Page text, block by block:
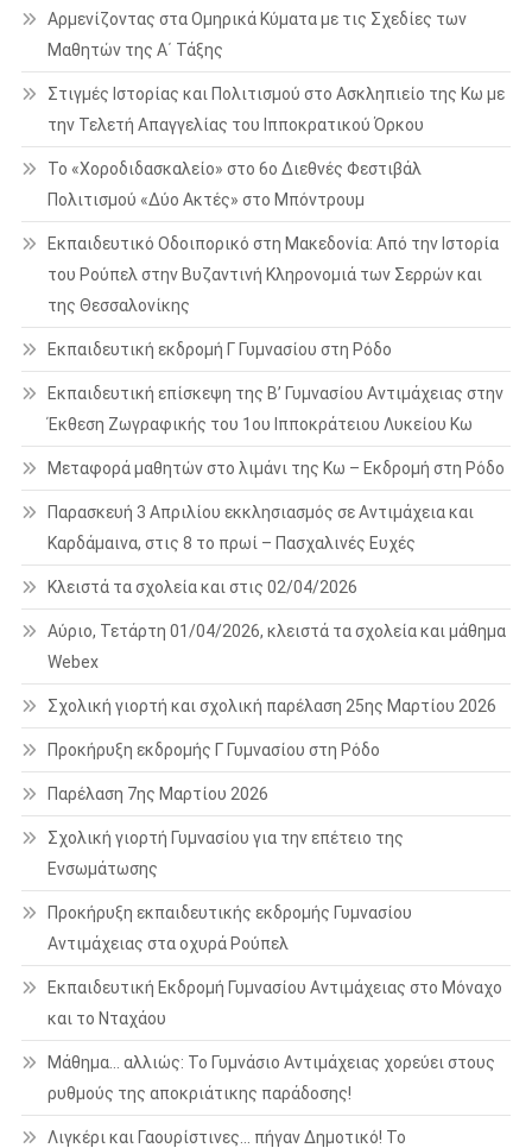
Αρμενίζοντας στα Ομηρικά Κύματα με τις Σχεδίες των
Μαθητών της Α΄ Τάξης
Στιγμές Ιστορίας και Πολιτισμού στο Ασκληπιείο της Κω με
την Τελετή Απαγγελίας του Ιπποκρατικού Όρκου
Το «Χοροδιδασκαλείο» στο 6ο Διεθνές Φεστιβάλ
Πολιτισμού «Δύο Ακτές» στο Μπόντρουμ
Εκπαιδευτικό Οδοιπορικό στη Μακεδονία: Από την Ιστορία
του Ρούπελ στην Βυζαντινή Κληρονομιά των Σερρών και
της Θεσσαλονίκης
Εκπαιδευτική εκδρομή Γ Γυμνασίου στη Ρόδο
Εκπαιδευτική επίσκεψη της Β’ Γυμνασίου Αντιμάχειας στην
Έκθεση Ζωγραφικής του 1ου Ιπποκράτειου Λυκείου Κω
Μεταφορά μαθητών στο λιμάνι της Κω – Εκδρομή στη Ρόδο
Παρασκευή 3 Απριλίου εκκλησιασμός σε Αντιμάχεια και
Καρδάμαινα, στις 8 το πρωί – Πασχαλινές Ευχές
Κλειστά τα σχολεία και στις 02/04/2026
Αύριο, Τετάρτη 01/04/2026, κλειστά τα σχολεία και μάθημα
Webex
Σχολική γιορτή και σχολική παρέλαση 25ης Μαρτίου 2026
Προκήρυξη εκδρομής Γ Γυμνασίου στη Ρόδο
Παρέλαση 7ης Μαρτίου 2026
Σχολική γιορτή Γυμνασίου για την επέτειο της
Ενσωμάτωσης
Προκήρυξη εκπαιδευτικής εκδρομής Γυμνασίου
Αντιμάχειας στα οχυρά Ρούπελ
Εκπαιδευτική Εκδρομή Γυμνασίου Αντιμάχειας στο Μόναχο
και το Νταχάου
Μάθημα… αλλιώς: Το Γυμνάσιο Αντιμάχειας χορεύει στους
ρυθμούς της αποκριάτικης παράδοσης!
Λιγκέρι και Γαουρίστινες… πήγαν Δημοτικό! Το